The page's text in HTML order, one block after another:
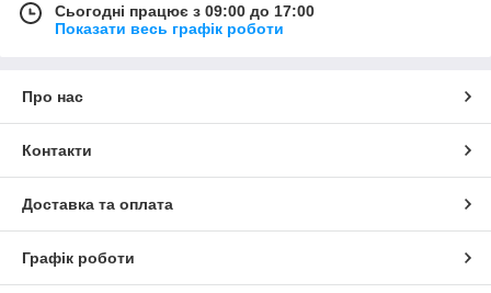
Сьогодні працює з 09:00 до 17:00
Показати весь графік роботи
Про нас
Контакти
Доставка та оплата
Графік роботи